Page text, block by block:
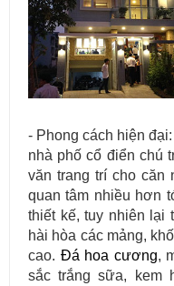
- Phong cách hiện
nhà phố cổ điển chú
văn trang trí cho căn
quan tâm nhiều hơn
thiết kế, tuy nhiên lại
hài hòa các mảng,
cao. Đá hoa cương,
sắc trắng sữa,